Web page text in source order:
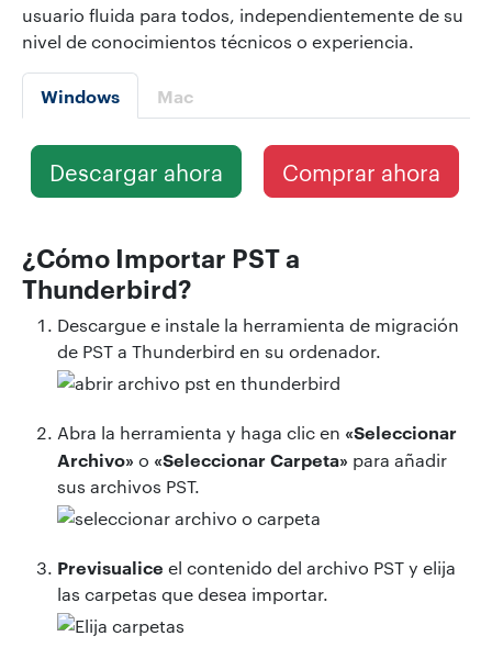
usuario fluida para todos, independientemente de su
nivel de conocimientos técnicos o experiencia.
Windows Mac
Descargar ahora Comprar ahora
¿Cómo Importar PST a
Thunderbird?
Descargue e instale la herramienta de migración
de PST a Thunderbird en su ordenador.
Abra la herramienta y haga clic en «Seleccionar
Archivo» o «Seleccionar Carpeta» para añadir
sus archivos PST.
Previsualice el contenido del archivo PST y elija
las carpetas que desea importar.